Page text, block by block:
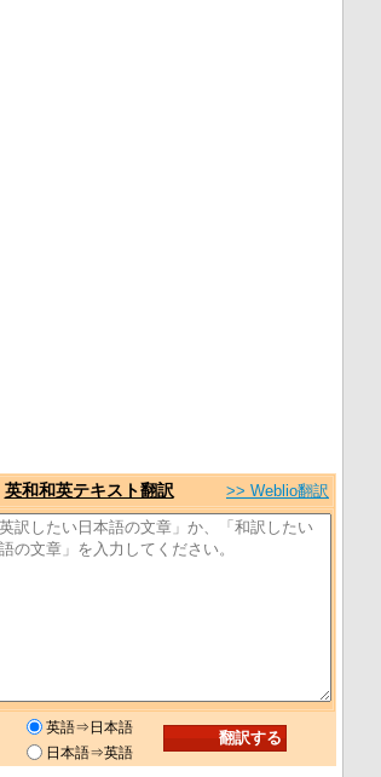
英和和英テキスト翻訳 >> Weblio翻訳
英語⇒日本語
日本語⇒英語